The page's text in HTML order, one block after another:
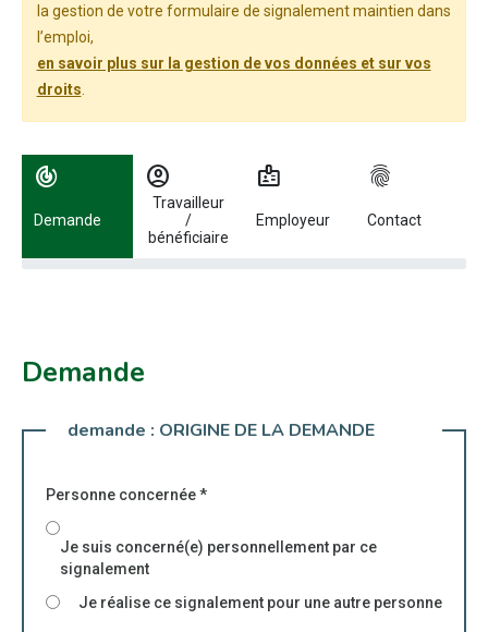
la gestion de votre formulaire de signalement maintien dans
l’emploi,
en savoir plus sur la gestion de vos données et sur vos
droits
Utilisez les flèches gauche et droite pour naviguer entre les étapes.
track_changes
Demande
account_circle
Travailleur
/
bénéficiaire
badge
Employeur
fingerprint
Contact
Demande
demande : ORIGINE DE LA DEMANDE
Personne concernée*
Je suis concerné(e) personnellement par ce
signalement
Je réalise ce signalement pour une autre personne